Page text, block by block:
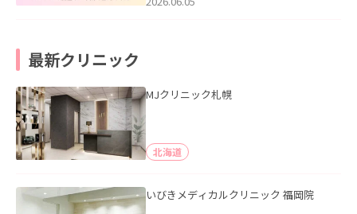
最新クリニック
MJクリニック札幌
北海道
いびきメディカルクリニック 福岡院